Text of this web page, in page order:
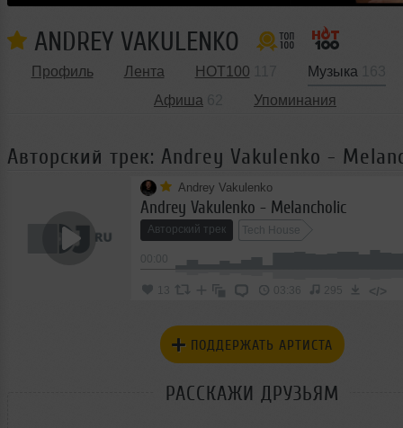
ANDREY VAKULENKO
Профиль Лента HOT100 Музыка
Афиша
Упоминания
Авторский трек: Andrey Vakulenko -
Andrey Vakulenko
Andrey Vakulenko - Melancholic
Авторский трек Tech House
13 03:36 295 </>
ПОДДЕРЖАТЬ АРТИСТА
РАССКАЖИ ДРУЗЬЯМ